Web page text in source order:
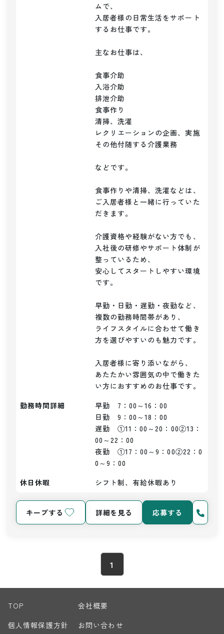
ムで、
入居者様の日常生活をサポート
するお仕事です。
主なお仕事は、
食事介助
入浴介助
排泄介助
食事作り
清掃、洗濯
レクリエーションの企画、実施
その他付随する介護業務
などです。
食事作りや清掃、洗濯などは、
ご入居者様と一緒に行っていた
だきます。
介護資格や経験がない方でも、
入社後の研修やサポート体制が
整っているため、
安心してスタートしやすい環境
です。
早勤・日勤・遅勤・夜勤など、
複数の勤務時間帯があり、
ライフスタイルに合わせて働き
方を選びやすいのも魅力です。
入居者様に寄り添いながら、
あたたかい雰囲気の中で働きた
い方におすすめのお仕事です。
勤務時間詳細
早勤　7：00～16：00
日勤　9：00～18：00
遅勤　①11：00～20：00②13：
00～22：00
夜勤　①17：00～9：00②22：0
0～9：00
休日休暇
シフト制、有給休暇あり
キープする 詳細を見る 応募する
1
TOP
会社概要
個人情報保護方針
お問い合わせ